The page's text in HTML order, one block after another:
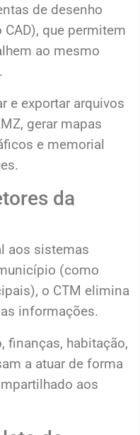
de desenho
que permitem
ao mesmo
e exportar arquivos
gerar mapas
e memorial
da
aos sistemas
(como
o CTM elimina
informações.
finanças, habitação,
a atuar de forma
aos